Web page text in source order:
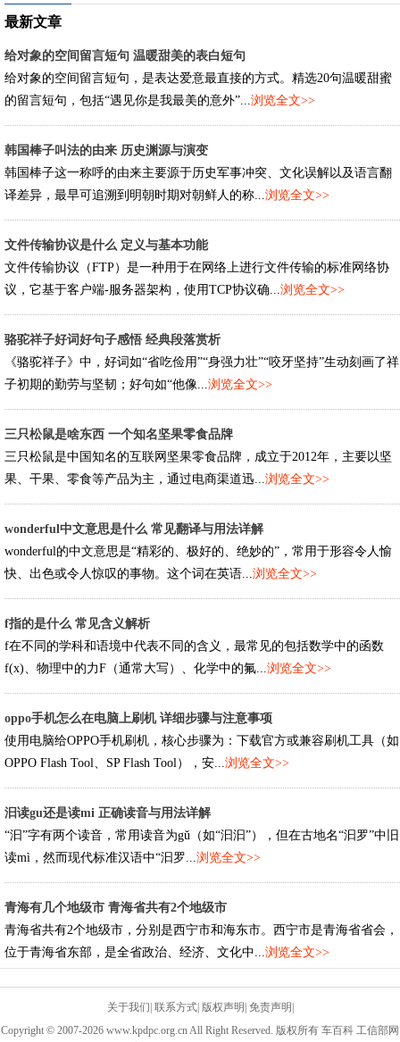
最新文章
给对象的空间留言短句 温暖甜美的表白短句
给对象的空间留言短句，是表达爱意最直接的方式。精选20句温暖甜蜜
的留言短句，包括“遇见你是我最美的意外”...浏览全文>>
韩国棒子叫法的由来 历史渊源与演变
韩国棒子这一称呼的由来主要源于历史军事冲突、文化误解以及语言翻
译差异，最早可追溯到明朝时期对朝鲜人的称...浏览全文>>
文件传输协议是什么 定义与基本功能
文件传输协议（FTP）是一种用于在网络上进行文件传输的标准网络协
议，它基于客户端-服务器架构，使用TCP协议确...浏览全文>>
骆驼祥子好词好句子感悟 经典段落赏析
《骆驼祥子》中，好词如“省吃俭用”“身强力壮”“咬牙坚持”生动刻画了祥
子初期的勤劳与坚韧；好句如“他像...浏览全文>>
三只松鼠是啥东西 一个知名坚果零食品牌
三只松鼠是中国知名的互联网坚果零食品牌，成立于2012年，主要以坚
果、干果、零食等产品为主，通过电商渠道迅...浏览全文>>
wonderful中文意思是什么 常见翻译与用法详解
wonderful的中文意思是“精彩的、极好的、绝妙的”，常用于形容令人愉
快、出色或令人惊叹的事物。这个词在英语...浏览全文>>
f指的是什么 常见含义解析
f在不同的学科和语境中代表不同的含义，最常见的包括数学中的函数
f(x)、物理中的力F（通常大写）、化学中的氟...浏览全文>>
oppo手机怎么在电脑上刷机 详细步骤与注意事项
使用电脑给OPPO手机刷机，核心步骤为：下载官方或兼容刷机工具（如
OPPO Flash Tool、SP Flash Tool），安...浏览全文>>
汩读gu还是读mi 正确读音与用法详解
“汩”字有两个读音，常用读音为gǔ（如“汩汩”），但在古地名“汩罗”中旧
读mì，然而现代标准汉语中“汩罗...浏览全文>>
青海有几个地级市 青海省共有2个地级市
青海省共有2个地级市，分别是西宁市和海东市。西宁市是青海省省会，
位于青海省东部，是全省政治、经济、文化中...浏览全文>>
关于我们 联系方式| 版权声明 免责声明
Copyright © 2007-2026 www.kpdpc.org.cn All Right Reserved. 版权所有 车百科 工信部网